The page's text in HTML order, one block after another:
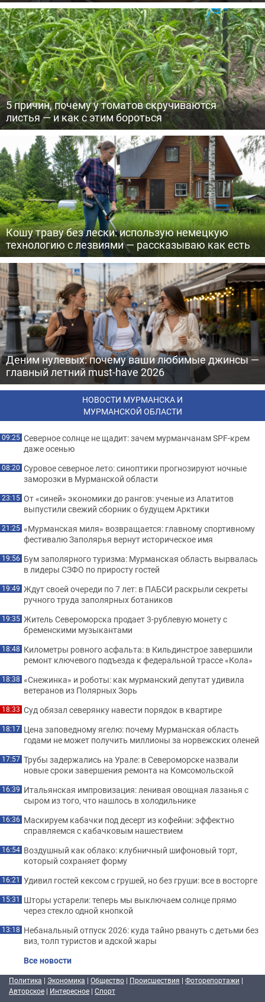
5 причин, почему у томатов скручиваются
листья — и как с этим бороться
Кошу траву без лески: использую немецкую
технологию с лезвиями — рассказываю как есть
Деним нулевых: почему ваши любимые джинсы —
главный летний must-have 2026
НОВОСТИ МУРМАНСКА И
МУРМАНСКОЙ ОБЛАСТИ
09:25 Северное солнце не щадит: зачем мурманчанам SPF-крем
даже осенью
08:20 Суровое северное лето: синоптики прогнозируют ночные
заморозки в Мурманской области
23:15 От «синей» экономики до рангов: ученые из Апатитов
выпустили свежий сборник о будущем Арктики
21:25 «Мурманская миля» возвращается: главному спортивному
фестивалю Заполярья вернут историческое имя
19:56 Бум заполярного туризма: Мурманская область вырвалась
в лидеры СЗФО по приросту гостей
19:49 Ждут своей очереди по 7 лет: в ПАБСИ раскрыли секреты
ручного труда заполярных ботаников
19:35 Житель Североморска продает 3-рублевую монету с
бременскими музыкантами
18:48 Километры ровного асфальта: в Кильдинстрое завершили
ремонт ключевого подъезда к федеральной трассе «Кола»
18:38 «Снежинка» и роботы: как мурманский депутат удивила
ветеранов из Полярных Зорь
18:33 Суд обязал северянку навести порядок в квартире
18:17 Цена заповедному ягелю: почему Мурманская область
годами не может получить миллионы за норвежских оленей
17:57 Трубы задержались на Урале: в Североморске назвали
новые сроки завершения ремонта на Комсомольской
16:39 Итальянская импровизация: ленивая овощная лазанья с
сыром из того, что нашлось в холодильнике
16:36 Маскируем кабачки под десерт из кофейни: эффектно
справляемся с кабачковым нашествием
16:54 Воздушный как облако: клубничный шифоновый торт,
который сохраняет форму
16:21 Удивил гостей кексом с грушей, но без груши: все в восторге
15:31 Шторы устарели: теперь мы выключаем солнце прямо
через стекло одной кнопкой
13:18 Небанальный отпуск 2026: куда тайно рвануть с детьми без
виз, толп туристов и адской жары
Все новости
Политика | Экономика | Общество | Происшествия | Фоторепортажи |
Авторское | Интересное | Спорт